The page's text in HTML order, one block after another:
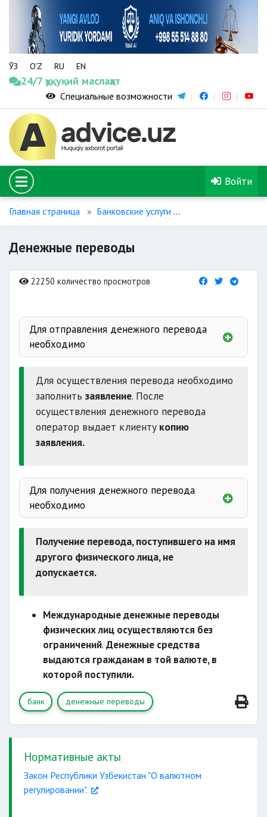
ЎЗ O‘Z RU EN
24/7 ҳуқуқий маслаҳат
Специальные возможности
Войти
Главная страница Банковские услуги
Денежные переводы
22250 количество просмотров
Для отправления денежного перевода
необходимо
(паспорт, ID-карту)
данные
наличные денежные
средства
Для осуществления перевода необходимо
заполнить заявление. После
осуществления денежного перевода
оператор выдает клиенту копию
заявления.
Для получения денежного перевода
необходимо
(паспорт, ID-карта)
получить
Получение перевода, поступившего на имя
другого физического лица, не
допускается.
Международные денежные переводы
физических лиц осуществляются без
ограничений. Денежные средства
выдаются гражданам в той валюте, в
которой поступили.
банк денежные переводы
Нормативные акты
Закон Республики Узбекистан "О валютном
регулировании".